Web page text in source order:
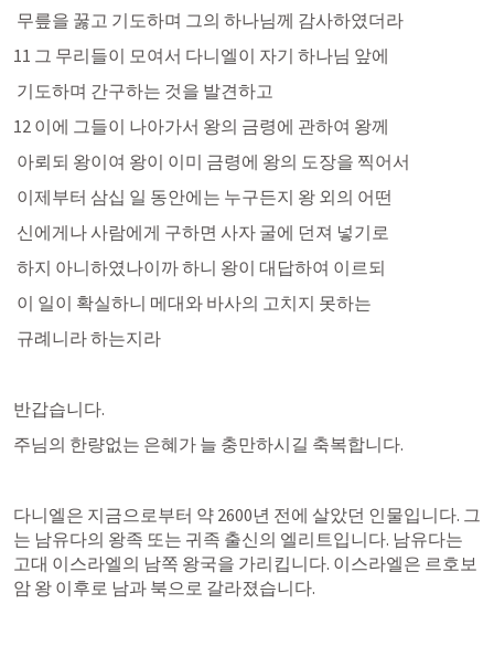
무릎을 꿇고 기도하며 그의 하나님께 감사하였더라
11 그 무리들이 모여서 다니엘이 자기 하나님 앞에
기도하며 간구하는 것을 발견하고
12 이에 그들이 나아가서 왕의 금령에 관하여 왕께
아뢰되 왕이여 왕이 이미 금령에 왕의 도장을 찍어서
이제부터 삼십 일 동안에는 누구든지 왕 외의 어떤
신에게나 사람에게 구하면 사자 굴에 던져 넣기로
하지 아니하였나이까 하니 왕이 대답하여 이르되
이 일이 확실하니 메대와 바사의 고치지 못하는
규례니라 하는지라
반갑습니다.
주님의 한량없는 은혜가 늘 충만하시길 축복합니다.
다니엘은 지금으로부터 약 2600년 전에 살았던 인물입니다. 그
는 남유다의 왕족 또는 귀족 출신의 엘리트입니다. 남유다는
고대 이스라엘의 남쪽 왕국을 가리킵니다. 이스라엘은 르호보
암 왕 이후로 남과 북으로 갈라졌습니다.